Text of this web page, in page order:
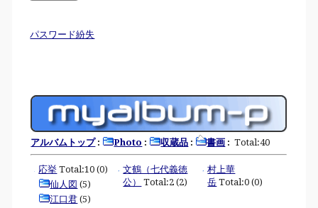
パスワード紛失
アルバムトップ: Photo : 収蔵品 : 書画 : Total:40
応挙 Total:10 (0)
仙人図 (5)
江口君 (5)
文鶴（七代義徳
公）
Total:2 (2)
村上華
岳 Total:0 (0)